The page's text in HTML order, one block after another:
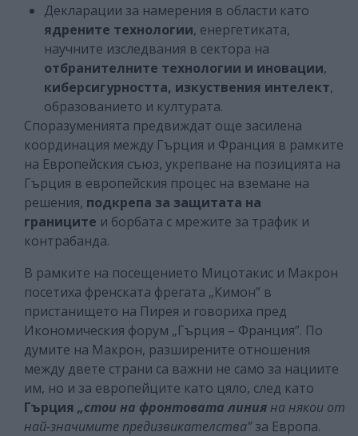
Декларации за намерения в области като
ядрените технологии, енергетиката,
научните изследвания в сектора на
отбранителните технологии и иновации,
киберсигурността, изкуствения интелект,
образованието и културата.
Споразуменията предвиждат още засилена
координация между Гърция и Франция в рамките
на Европейския съюз, укрепване на позицията на
Гърция в европейския процес на вземане на
решения, подкрепа за защитата на
границите и борбата с мрежите за трафик и
контрабанда.
В рамките на посещението Мицотакис и Макрон
посетиха френската фрегата „Кимон” в
пристанището на Пирея и говориха пред
Икономическия форум „Гърция – Франция”. По
думите на Макрон, разширените отношения
между двете страни са важни не само за нациите
им, но и за европейците като цяло, след като
Гърция „стои на фронтовата линияна някои от
най-значимите предизвикателства”за Европа.